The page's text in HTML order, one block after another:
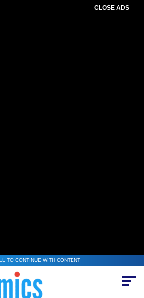
CLOSE ADS
TO CONTINUE WITH CONTENT